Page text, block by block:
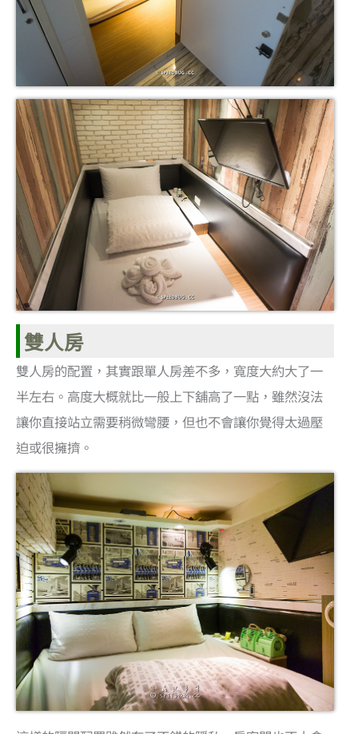
雙人房
雙人房的配置，其實跟單人房差不多，寬度大約大了一
半左右。高度大概就比一般上下舖高了一點，雖然沒法
讓你直接站立需要稍微彎腰，但也不會讓你覺得太過壓
迫或很擁擠。